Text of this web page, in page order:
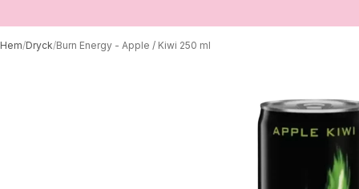
Hem/Dryck/Burn Energy - Apple / Kiwi 250 ml